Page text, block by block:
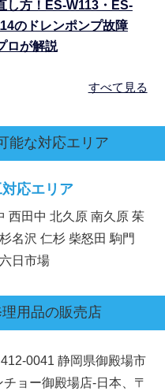
し方！ES-W113・ES-
のドレンポンプ故障
ロが解説
すべて見る
能な対応エリア
応エリア
西田中 北久原 南久原 茱
名沢 仁杉 柴怒田 駒門
日市場
用品の販売店
0041 静岡県御殿場市
ョー御殿場店-日本、〒